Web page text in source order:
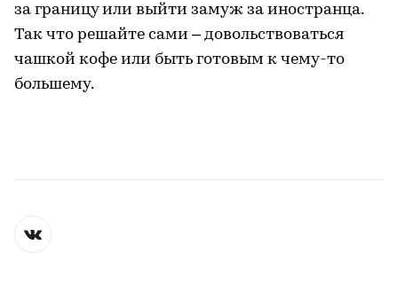
за границу или выйти замуж за иностранца.
Так что решайте сами – довольствоваться
чашкой кофе или быть готовым к чему-то
большему.